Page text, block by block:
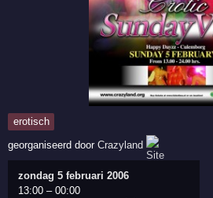
erotisch
georganiseerd doorCrazyland
zondag 5 februari 2006
13:00 –00:00